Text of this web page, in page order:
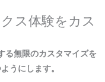
ス体験をカス
る無限のカスタマイズを
うにします。